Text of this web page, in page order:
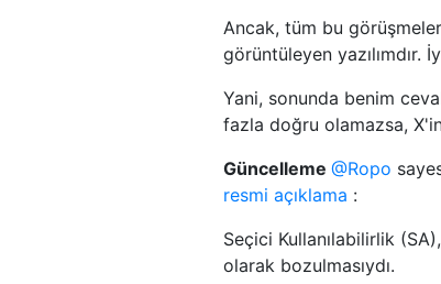
Ancak, tüm bu
görüntüleyen yazılımdır.
Yani, sonunda benim
fazla doğru olamazsa,
Güncelleme @Ropo
resmi açıklama :
Seçici Kullanılabilirlik
olarak bozulmasıydı.